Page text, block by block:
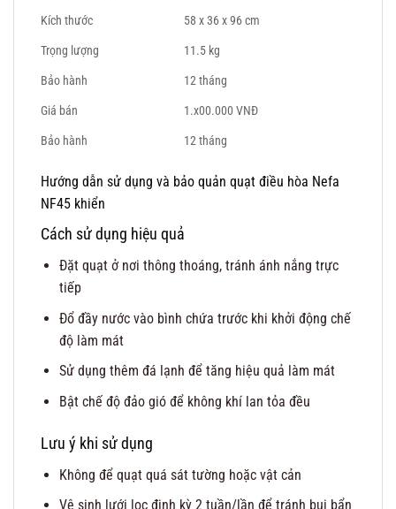
Kích thước
58 x 36 x 96 cm
Trọng lượng
11.5 kg
Bảo hành
12 tháng
Giá bán
1.x00.000 VNĐ
Bảo hành
12 tháng
Hướng dẫn sử dụng và bảo quản quạt điều hòa Nefa
NF45 khiển
Cách sử dụng hiệu quả
Đặt quạt ở nơi thông thoáng, tránh ánh nắng trực
tiếp
Đổ đầy nước vào bình chứa trước khi khởi động chế
độ làm mát
Sử dụng thêm đá lạnh để tăng hiệu quả làm mát
Bật chế độ đảo gió để không khí lan tỏa đều
Lưu ý khi sử dụng
Không để quạt quá sát tường hoặc vật cản
Vệ sinh lưới lọc định kỳ 2 tuần/lần để tránh bụi bẩn